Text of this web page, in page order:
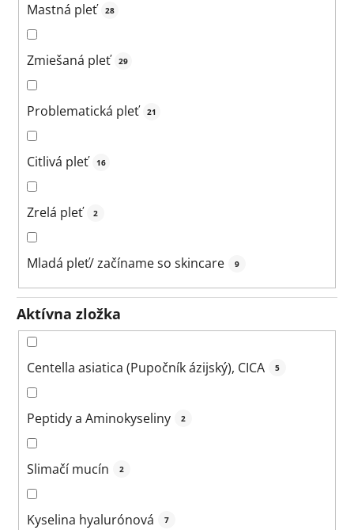
Mastná pleť 28
Zmiešaná pleť 29
Problematická pleť 21
Citlivá pleť 16
Zrelá pleť 2
Mladá pleť/ začíname so skincare 9
Aktívna zložka
Centella asiatica (Pupočník ázijský), CICA 5
Peptidy a Aminokyseliny 2
Slimačí mucín 2
Kyselina hyalurónová 7